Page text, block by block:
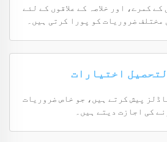
کمرے، اور خلاصہ کے علاقوں کے لئے
ضروریات کو پورا کرتی ہیں۔
اختیارات
پیش کرتے ہیں، جو خاص ضروریات
کی اجازت دیتے ہیں۔